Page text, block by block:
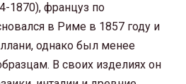
1870), француз по
в Риме в 1857 году и
однако был менее
В своих изделиях он